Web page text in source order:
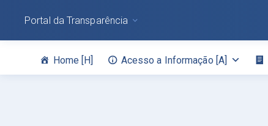
Home [H] Acesso a Informação [A]
Portal da Transparência